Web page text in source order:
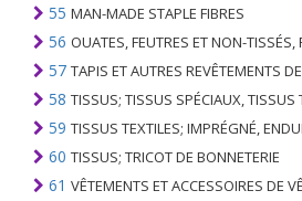
55 MAN-MADE STAPLE FIBRES
56 OUATES, FEUTRES ET NON-TISSÉS, FILS SPÉCIAUX; FICELLES,
57 TAPIS ET AUTRES REVÊTEMENTS
58 TISSUS; TISSUS SPÉCIAUX, TISSUS TEXTILES TUFTED,
59 TISSUS TEXTILES; IMPRÉGNÉ, ENDUIT, COUVERT OU LAMINÉ; ARTICLES
60 TISSUS; TRICOT DE BONNETERIE
61 VÊTEMENTS ET ACCESSOIRES DE